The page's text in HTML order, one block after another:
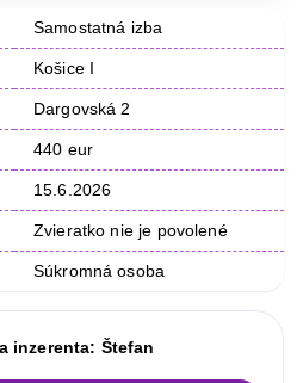
Samostatná izba
Košice I
Dargovská 2
440 eur
15.6.2026
Zvieratko nie je povolené
Súkromná osoba
inzerenta: Štefan